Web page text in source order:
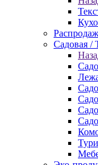
Садовая /